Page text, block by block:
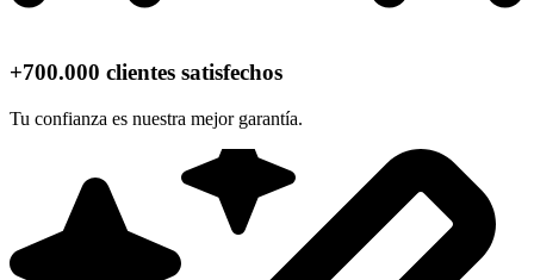
+700.000 clientes satisfechos
Tu confianza es nuestra mejor garantía.